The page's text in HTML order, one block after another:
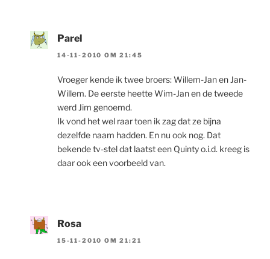
Parel
14-11-2010 OM 21:45
Vroeger kende ik twee broers: Willem-Jan en Jan-
Willem. De eerste heette Wim-Jan en de tweede
werd Jim genoemd.
Ik vond het wel raar toen ik zag dat ze bijna
dezelfde naam hadden. En nu ook nog. Dat
bekende tv-stel dat laatst een Quinty o.i.d. kreeg is
daar ook een voorbeeld van.
Rosa
15-11-2010 OM 21:21